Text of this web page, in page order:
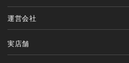
運営会社
実店舗